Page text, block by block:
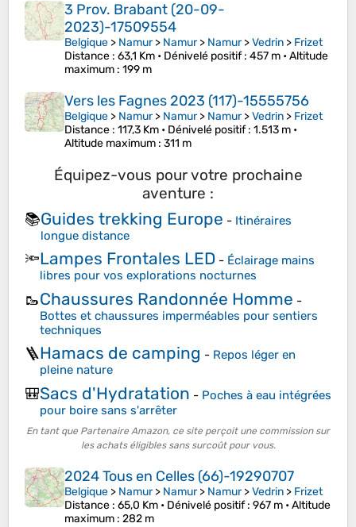
3 Prov. Brabant (20-09-
2023)-17509554
Belgique > Namur> Namur> Namur>Vedrin > Frizet
Distance : 63,1 Km • Dénivelé positif: 457 m •Altitude
maximum : 199 m
Vers les Fagnes 2023 (117)-15555756
Belgique > Namur> Namur> Namur>Vedrin > Frizet
Distance : 117,3 Km • Dénivelé positif: 1.513 m •
Altitude maximum : 311 m
Équipez-vous pour votre prochaine
aventure :
📚Guides trekking Europe - Itinéraires
longue distance
🔦Lampes Frontales LED - Éclairage mains
libres pour vos explorations nocturnes
🥾Chaussures Randonnée Homme -
Bottes et chaussures imperméables pour sentiers
techniques
🪜Hamacs de camping - Repos léger en
pleine nature
🎒Sacs d'Hydratation - Poches à eau intégrées
pour boire sans s'arrêter
En tant que Partenaire Amazon, ce site perçoit une commission sur
les achats éligibles sans surcoût pour vous.
2024 Tous en Celles (66)-19290707
Belgique > Namur> Namur> Namur>Vedrin > Frizet
Distance : 65,0 Km • Dénivelé positif: 967 m •Altitude
maximum : 282 m